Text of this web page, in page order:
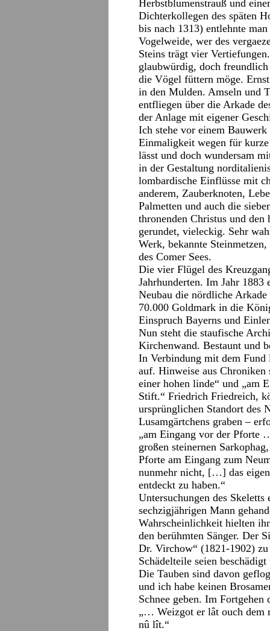
Herbstblumenstrauß und
Dichterkollegen des späten
bis nach 1313) entlehnte
Vogelweide, wer des
Steins trägt vier
glaubwürdig, doch freundlich
die Vögel füttern möge.
in den Mulden. Amseln und
entfliegen über die Arkade
der Anlage mit eigener
Ich stehe vor einem Bauwerk
Einmaligkeit wegen für
lässt und doch wundersam
in der Gestaltung
lombardische Einflüsse mit
anderem, Zauberknoten,
Palmetten und auch die
thronenden Christus und
gerundet, vieleckig. Sehr
Werk, bekannte
des Comer Sees.
Die vier Flügel des
Jahrhunderten. Im Jahr 1883
Neubau die nördliche
70.000 Goldmark in die
Einspruch Bayerns und
Nun steht die staufische
Kirchenwand. Bestaunt und
In Verbindung mit dem Fund
auf. Hinweise aus Chroniken
einer hohen linde“ und „am
Stift.“ Friedrich Friedreich,
ursprünglichen Standort des
Lusamgärtchens graben –
„am Eingang vor der Pforte
großen steinernen
Pforte am Eingang zum
nunmehr nicht, […] das
entdeckt zu haben.“
Untersuchungen des
sechzigjährigen Mann
Wahrscheinlichkeit hielten
den berühmten Sänger. Der
Dr. Virchow“ (1821-1902)
Schädelteile seien
Die Tauben sind davon
und ich habe keinen
Schnee geben. Im
„… Weizgot er lât ouch dem
nû lît.“